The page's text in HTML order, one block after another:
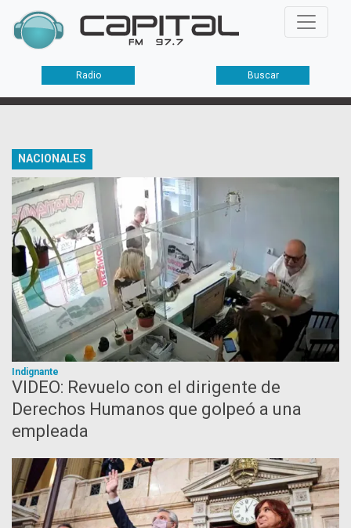
Radio Buscar
NACIONALES
Indignante
VIDEO: Revuelo con el dirigente de
Derechos Humanos que golpeó a una
empleada